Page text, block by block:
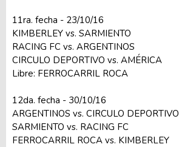
11ra. fecha - 23/10/16
KIMBERLEY vs. SARMIENTO
RACING FC vs. ARGENTINOS
CIRCULO DEPORTIVO vs. AMÉRICA
Libre: FERROCARRIL ROCA
12da. fecha - 30/10/16
ARGENTINOS vs. CIRCULO DEPORTIVO
SARMIENTO vs. RACING FC
FERROCARRIL ROCA vs. KIMBERLEY